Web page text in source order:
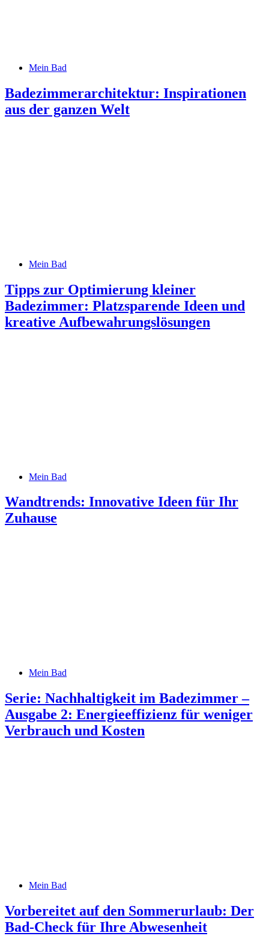
Mein Bad
Badezimmerarchitektur: Inspirationen
aus der ganzen Welt
Mein Bad
Tipps zur Optimierung kleiner
Badezimmer: Platzsparende Ideen und
kreative Aufbewahrungslösungen
Mein Bad
Wandtrends: Innovative Ideen für Ihr
Zuhause
Mein Bad
Serie: Nachhaltigkeit im Badezimmer –
Ausgabe 2: Energieeffizienz für weniger
Verbrauch und Kosten
Mein Bad
Vorbereitet auf den Sommerurlaub: Der
Bad-Check für Ihre Abwesenheit